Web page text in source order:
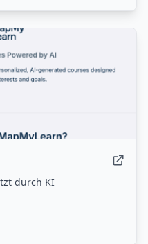
durch KI